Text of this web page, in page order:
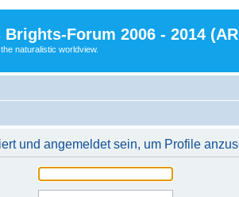
Brights-Forum 2006 - 2014
naturalistic worldview.
und angemeldet sein, um Profile